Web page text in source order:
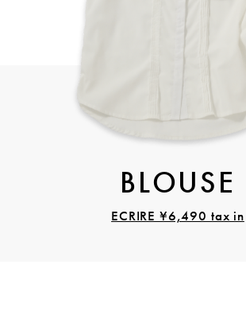
BLOUSE
ECRIRE ¥6,490 tax in